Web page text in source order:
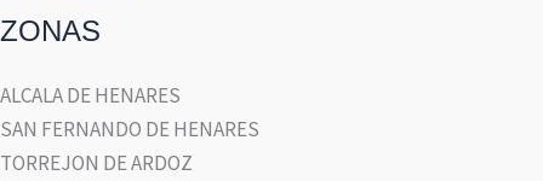
ZONAS
ALCALA DE HENARES
SAN FERNANDO DE HENARES
TORREJON DE ARDOZ